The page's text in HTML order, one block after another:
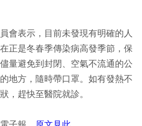
會表示，目前未發現有明確的人
正是冬春季傳染病高發季節，保
量避免到封閉、空氣不流通的公
地方，隨時帶口罩。如有發熱不
，趕快至醫院就診。